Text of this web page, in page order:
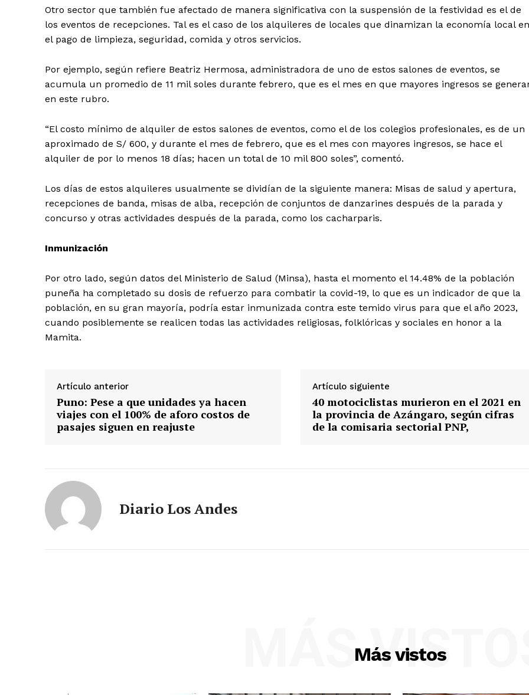
Diario los Andes
Contacto
Prensa
Otro sector que también fue afectado de manera significativa con la suspensión de la festividad es el de
los eventos de recepciones. Tal es el caso de los alquileres de locales que dinamizan la economía local en
el pago de limpieza, seguridad, comida y otros servicios.
Por ejemplo, según refiere Beatriz Hermosa, administradora de uno de estos salones de eventos, se
acumula un promedio de 11 mil soles durante febrero, que es el mes en que mayores ingresos se
en este rubro.
“El costo mínimo de alquiler de estos salones de eventos, como el de los colegios profesionales, es de un
aproximado de S/ 600, y durante el mes de febrero, que es el mes con mayores ingresos, se hace el
alquiler de por lo menos 18 días; hacen un total de 10 mil 800 soles”, comentó.
Los días de estos alquileres usualmente se dividían de la siguiente manera: Misas de salud y apertura,
recepciones de banda, misas de alba, recepción de conjuntos de danzarines después de la parada y
concurso y otras actividades después de la parada, como los cacharparis.
Inmunización
Por otro lado, según datos del Ministerio de Salud (Minsa), hasta el momento el 14.48% de la población
puneña ha completado su dosis de refuerzo para combatir la covid-19, lo que es un indicador de que la
población, en su gran mayoría, podría estar inmunizada contra este temido virus para que el año 2023,
cuando posiblemente se realicen todas las actividades religiosas, folklóricas y sociales en honor a la
Mamita.
Artículo anterior
Puno: Pese a que unidades ya hacen
viajes con el 100% de aforo costos de
pasajes siguen en reajuste
Artículo siguiente
40 motociclistas murieron en el 2021 en
la provincia de Azángaro, según cifras
de la comisaria sectorial PNP,
Diario Los Andes
Más vistos
MÁS